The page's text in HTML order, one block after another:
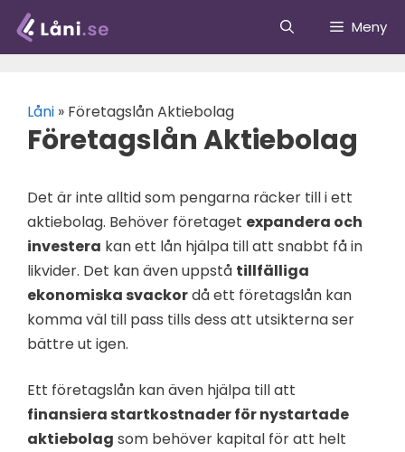
Hoppa
innehåll
Meny
Låni » Företagslån Aktiebolag
Företagslån Aktiebolag
Det är inte alltid som pengarna räcker till i ett
aktiebolag. Behöver företaget expandera och
investera kan ett lån hjälpa till att snabbt få in
likvider. Det kan även uppstå tillfälliga
ekonomiska svackordå ett företagslån kan
komma väl till pass tills dess att utsikterna ser
bättre ut igen.
Ett företagslån kan även hjälpa till att
finansiera startkostnader för nystartade
aktiebolag som behöver kapital för att helt